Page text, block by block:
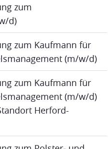
zum
d)
zum Kaufmann für
(m/w/d)
zum Kaufmann für
(m/w/d)
Herford-